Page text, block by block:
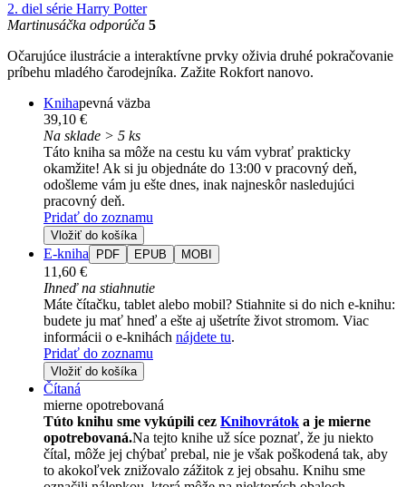
2. diel série Harry Potter
Martinusáčka odporúča 5
Očarujúce ilustrácie a interaktívne prvky oživia druhé pokračovanie
príbehu mladého čarodejníka. Zažite Rokfort nanovo.
Knihapevná väzba
39,10 €
Na sklade > 5 ks
Táto kniha sa môže na cestu ku vám vybrať prakticky
okamžite! Ak si ju objednáte do 13:00 v pracovný deň,
odošleme vám ju ešte dnes, inak najneskôr nasledujúci
pracovný deň.
Pridať do zoznamu
Vložiť do košíka
E-kniha PDF EPUB MOBI
11,60 €
Ihneď na stiahnutie
Máte čítačku, tablet alebo mobil? Stiahnite si do nich e-knihu:
budete ju mať hneď a ešte aj ušetríte život stromom. Viac
informácii o e-knihách nájdete tu.
Pridať do zoznamu
Vložiť do košíka
Čítaná
mierne opotrebovaná
Túto knihu sme vykúpili cez Knihovrátok a je mierne
opotrebovaná.Na tejto knihe už síce poznať, že ju niekto
čítal, môže jej chýbať prebal, nie je však poškodená tak, aby
to akokoľvek znižovalo zážitok z jej obsahu. Knihu sme